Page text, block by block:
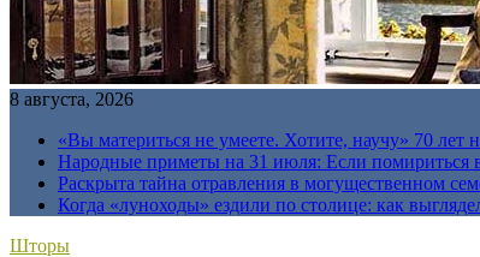
8 августа, 2026
«Вы материться не умеете. Хотите, научу» 70
Народные приметы на 31 июля: Если помириться
Раскрыта тайна отравления в могущественном
Когда «луноходы» ездили по столице: как
Шторы